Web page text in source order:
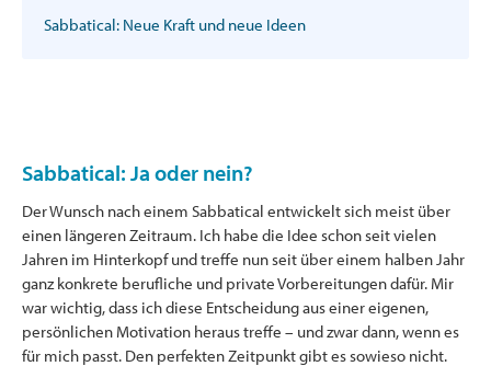
Sabbatical: Neue Kraft und neue Ideen
Sabbatical: Ja oder nein?
Der Wunsch nach einem Sabbatical entwickelt sich meist über
einen längeren Zeitraum. Ich habe die Idee schon seit vielen
Jahren im Hinterkopf und treffe nun seit über einem halben Jahr
ganz konkrete berufliche und private Vorbereitungen dafür. Mir
war wichtig, dass ich diese Entscheidung aus einer eigenen,
persönlichen Motivation heraus treffe – und zwar dann, wenn es
für mich passt. Den perfekten Zeitpunkt gibt es sowieso nicht.